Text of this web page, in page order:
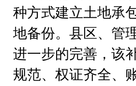
种方式建立土地承
地备份。县区、管
进一步的完善，该
规范、权证齐全、